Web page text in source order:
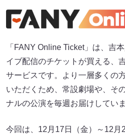
「FANY Online Ticket」は、吉
イブ配信のチケットが買える、
サービスです。より一層多くの
いただくため、常設劇場や、そ
ナルの公演を毎週お届けしてい
今回は、12月17日（金）～12月